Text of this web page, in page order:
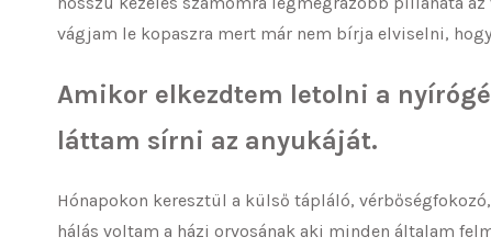
vágjam le kopaszra mert már nem bírja elviselni,
Amikor elkezdtem letolni a
láttam sírni az anyukáját.
Hónapokon keresztül a külső tápláló,
hálás voltam a házi orvosának aki minden általam